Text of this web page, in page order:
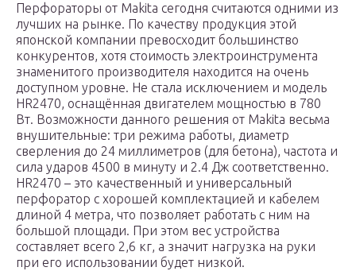
Перфораторы от Makita сегодня считаются одними из
лучших на рынке. По качеству продукция этой
японской компании превосходит большинство
конкурентов, хотя стоимость электроинструмента
знаменитого производителя находится на очень
доступном уровне. Не стала исключением и модель
HR2470, оснащённая двигателем мощностью в 780
Вт. Возможности данного решения от Makita весьма
внушительные: три режима работы, диаметр
сверления до 24 миллиметров (для бетона), частота и
сила ударов 4500 в минуту и 2.4 Дж соответственно.
HR2470 – это качественный и универсальный
перфоратор с хорошей комплектацией и кабелем
длиной 4 метра, что позволяет работать с ним на
большой площади. При этом вес устройства
составляет всего 2,6 кг, а значит нагрузка на руки
при его использовании будет низкой.